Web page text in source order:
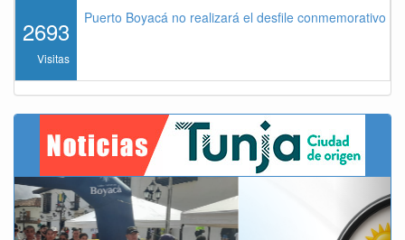
2693
Visitas
Puerto Boyacá no realizará el desfile conmemorativo
Previous Next